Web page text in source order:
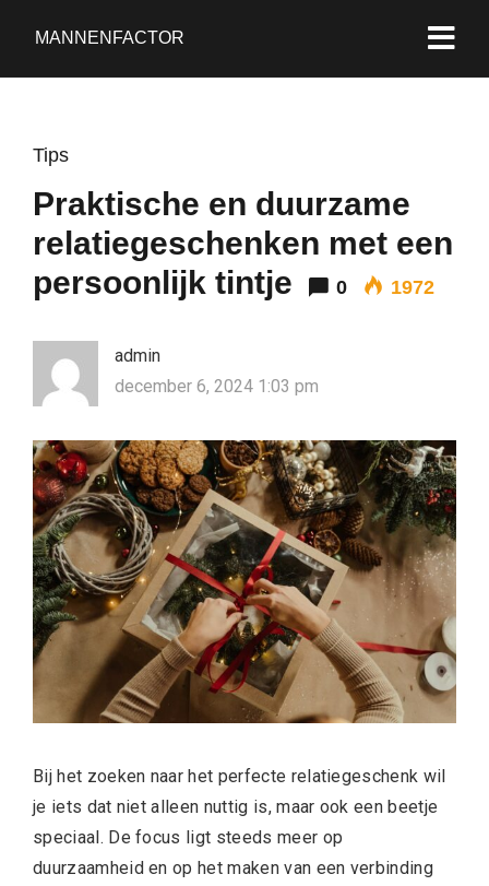
MANNENFACTOR
Tips
Praktische en duurzame
relatiegeschenken met een
persoonlijk tintje
0 1972
admin
december 6, 2024 1:03 pm
Bij het zoeken naar het perfecte relatiegeschenk wil
je iets dat niet alleen nuttig is, maar ook een beetje
speciaal. De focus ligt steeds meer op
duurzaamheid en op het maken van een verbinding